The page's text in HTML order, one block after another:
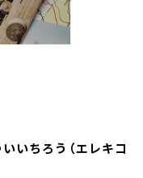
いちろう（エレキコ